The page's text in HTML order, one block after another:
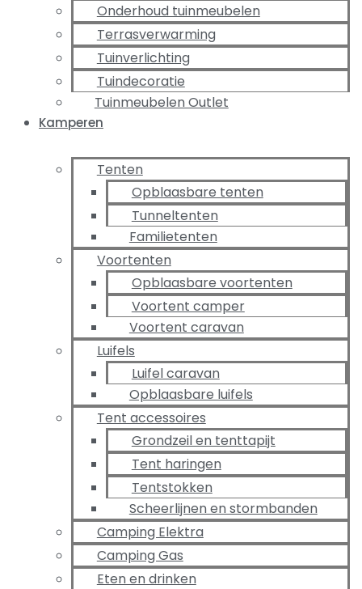
Onderhoud tuinmeubelen
Terrasverwarming
Tuinverlichting
Tuindecoratie
Tuinmeubelen Outlet
Kamperen
Tenten
Opblaasbare tenten
Tunneltenten
Familietenten
Voortenten
Opblaasbare voortenten
Voortent camper
Voortent caravan
Luifels
Luifel caravan
Opblaasbare luifels
Tent accessoires
Grondzeil en tenttapijt
Tent haringen
Tentstokken
Scheerlijnen en stormbanden
Camping Elektra
Camping Gas
Eten en drinken